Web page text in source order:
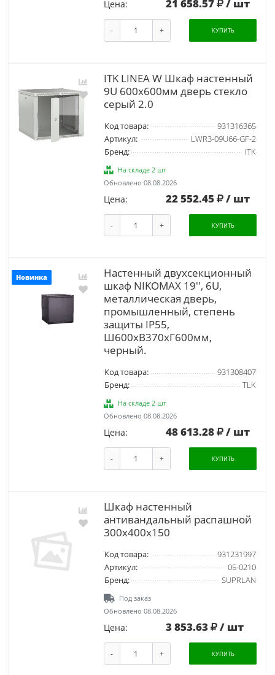
Цена: 21 658.57 / шт
- + КУПИТЬ
ITK LINEA W Шкаф настенный
9U 600х600мм дверь стекло
серый 2.0
Код товара:
931316365
Артикул:
LWR3-09U66-GF-2
Бренд:
ITK
На складе 2 шт
Обновлено 08.08.2026
Цена: 22 552.45 / шт
- + КУПИТЬ
Новинка
Настенный двухсекционный
шкаф NIKOMAX 19'', 6U,
металлическая дверь,
промышленный, степень
защиты IP55,
Ш600хВ370хГ600мм,
черный.
Код товара:
931308407
Бренд:
TLK
На складе 2 шт
Обновлено 08.08.2026
Цена: 48 613.28 / шт
- + КУПИТЬ
Шкаф настенный
антивандальный распашной
300х400х150
Код товара:
931231997
Артикул:
05-0210
Бренд:
SUPRLAN
Под заказ
Обновлено 08.08.2026
Цена: 3 853.63 / шт
- + КУПИТЬ